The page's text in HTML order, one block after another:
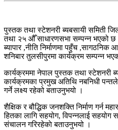
पुस्तक तथा स्टेशनरी ब्यबसायी समिती
तथा २५ औँ साधारणसभा सम्पन्न भएको छ
ब्यापार ,नीति निर्माणमा पहुँच
शनिबार तुलसीपुरमा कार्यक्रम सम्पन्न
कार्यक्रममा नेपाल पुस्तक तथा स्टेशनरी
कार्यक्रमका प्रमुख अतिथि नबनिधी पन्तले
गर्ने लक्ष्य रहेको बताउनुभयो ।
शैक्षिक र बौद्धिक जनशक्ति निर्माण गर्न
हितका लागि सहयोग, विपन्नलाई सहयोग
संचालन गरिरहेकाे बताउनुभयो ।